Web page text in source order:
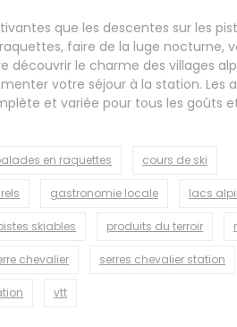
que les descentes sur les
faire de la luge nocturne,
découvrir le charme des villages
votre séjour à la station. Les
et variée pour tous les goûts
en raquettes cours de ski
gastronomie locale lacs
skiables produits du terroir
chevalier serres chevalier station
vtt